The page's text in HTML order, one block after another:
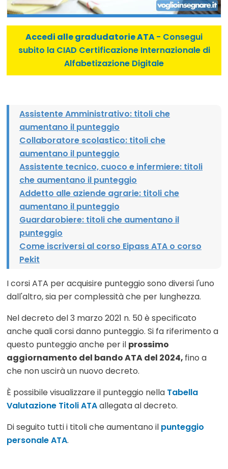
Accedi alle gradudatorie ATA- Consegui
subito la CIAD Certificazione Internazionale di
Alfabetizazione Digitale
Assistente Amministrativo: titoli che
aumentano il punteggio
Collaboratore scolastico: titoli che
aumentano il punteggio
Assistente tecnico, cuoco e infermiere: titoli
che aumentano il punteggio
Addetto alle aziende agrarie: titoli che
aumentano il punteggio
Guardarobiere: titoli che aumentano il
punteggio
Come iscriversi al corso Eipass ATA o corso
Pekit
I corsi ATA per acquisire punteggio sono diversi l'uno
dall'altro, sia per complessità che per lunghezza.
Nel decreto del 3 marzo 2021 n. 50 è specificato
anche quali corsi danno punteggio. Si fa riferimento a
questo punteggio anche per il prossimo
aggiornamento del bando ATA del 2024, fino a
che non uscirà un nuovo decreto.
È possibile visualizzare il punteggio nella Tabella
Valutazione Titoli ATAallegata al decreto.
Di seguito tutti i titoli che aumentano il punteggio
personale ATA.